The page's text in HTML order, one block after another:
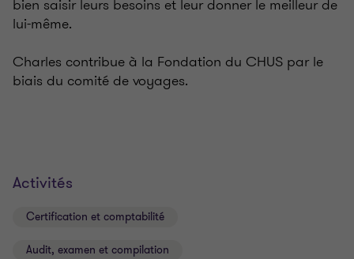
bien saisir leurs besoins et leur donner le meilleur de
lui-même.
Charles contribue à la Fondation du CHUS par le
biais du comité de voyages.
Activités
Certification et comptabilité
Audit, examen et compilation